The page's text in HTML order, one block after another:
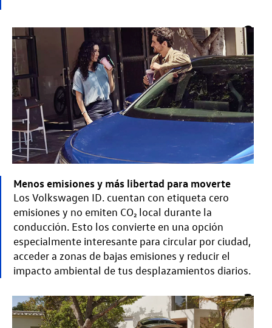
2
Menos emisiones y más libertad para moverte
Los Volkswagen ID. cuentan con etiqueta cero
emisiones y no emiten CO₂ local durante la
conducción. Esto los convierte en una opción
especialmente interesante para circular por ciudad,
acceder a zonas de bajas emisiones y reducir el
impacto ambiental de tus desplazamientos diarios.
3